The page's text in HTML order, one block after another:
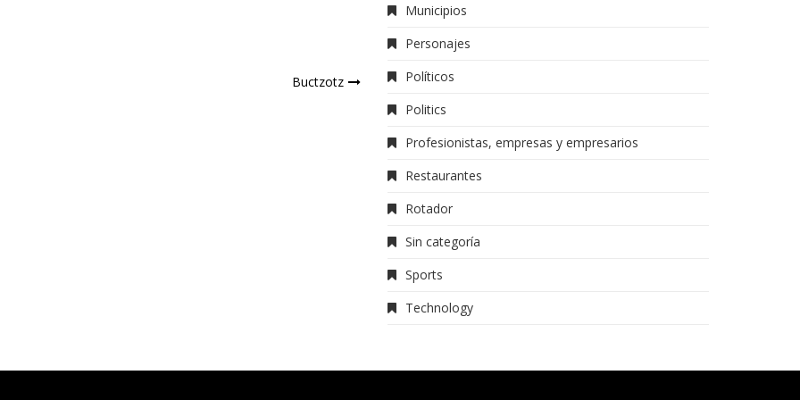
Buctzotz
Municipios
Personajes
Políticos
Politics
Profesionistas, empresas y empresarios
Restaurantes
Rotador
Sin categoría
Sports
Technology